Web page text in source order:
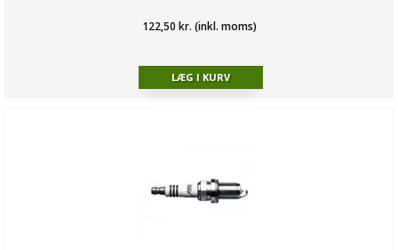
122,50 kr. (inkl. moms)